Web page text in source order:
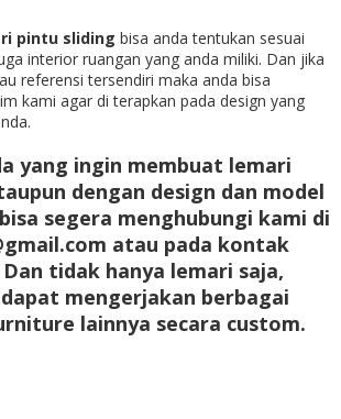
pintu sliding bisa anda tentukan sesuai
interior ruangan yang anda miliki. Dan jika
referensi tersendiri maka anda bisa
kami agar di terapkan pada design yang
yang ingin membuat lemari
dengan design dan model
segera menghubungi kami di
atau pada kontak
tidak hanya lemari saja,
mengerjakan berbagai
lainnya secara custom.